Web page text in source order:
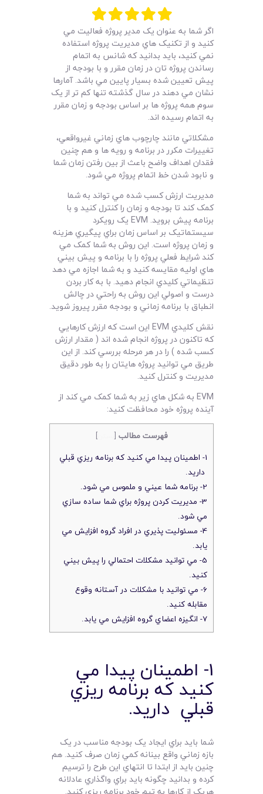
اگر شما به عنوان يک مدير پروژه فعاليت مي
کنيد و از تکنيک هاي مديريت پروژه استفاده
نمي کنيد، بايد بدانيد که شانس به اتمام
رساندن پروژه تان در زمان مقرر و با بودجه از
پيش تعيين شده بسيار پايين مي باشد. آمارها
نشان مي دهند در سال گذشته تنها کم تر از يک
سوم همه پروژه ها بر اساس بودجه و زمان مقرر
به اتمام رسيده اند.
مشکلاتي مانند چارچوب هاي زماني غيرواقعي،
تغييرات مکرر در برنامه و رويه ها و هم چنين
فقدان اهداف واضح باعث از بين رفتن زمان شما
و نابود شدن خط اتمام پروژه مي شود.
مديريت ارزش کسب شده مي تواند به شما
کمک کند تا بودجه و زمان را کنترل کنيد و با
برنامه پيش برويد. EVM يک رويکرد
سيستماتيک بر اساس زمان براي پيگيري هزينه
و زمان پروژه است. اين روش به شما کمک مي
کند شرايط فعلي پروژه را با برنامه و پيش بيني
هاي اوليه مقايسه کنيد و به شما اجازه مي دهد
تنظيماتي کليدي انجام دهيد. با به کار بردن
درست و اصولي اين روش به راحتي در چالش
انطباق با برنامه زماني و بودجه مقرر پيروز شويد.
نقش کليدي EVM اين است که ارزش کارهايي
که تاکنون در پروژه انجام شده اند ( مقدار ارزش
کسب شده ) را در هر مرحله بررسي کند. از اين
طريق مي توانيد پروژه هايتان را به طور دقيق
مديريت و کنترل کنيد.
EVM به شکل هاي زير به شما کمک مي کند از
آينده پروژه خود محافظت کنيد:
فهرست مطالب [بستن]
1- اطمينان پيدا مي کنيد که برنامه ريزي قبلي
داريد.
2- برنامه شما عيني و ملموس مي شود.
3- مديريت کردن پروژه براي شما ساده سازي
مي شود.
4- مسئوليت پذيري در افراد گروه افزايش مي
يابد.
5- مي توانيد مشکلات احتمالي را پيش بيني
کنيد.
6- مي توانيد با مشکلات در آستانه وقوع
مقابله کنيد.
7- انگيزه اعضاي گروه افزايش مي يابد.
1- اطمينان پيدا مي
کنيد که برنامه ريزي
قبلي داريد.
شما بايد براي ايجاد يک بودجه مناسب در يک
بازه زماني واقع بينانه کمي زمان صرف کنيد. هم
چنين بايد از ابتدا تا انتهاي اين طرح را ترسيم
کرده و بدانيد چگونه بايد براي واگذاري عادلانه